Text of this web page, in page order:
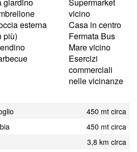
esterna
più)
vicino
Casa in centro
Fermata Bus
Mare vicino
Esercizi
commerciali
nelle vicinanze
450 mt circa
450 mt circa
3,8 km circa